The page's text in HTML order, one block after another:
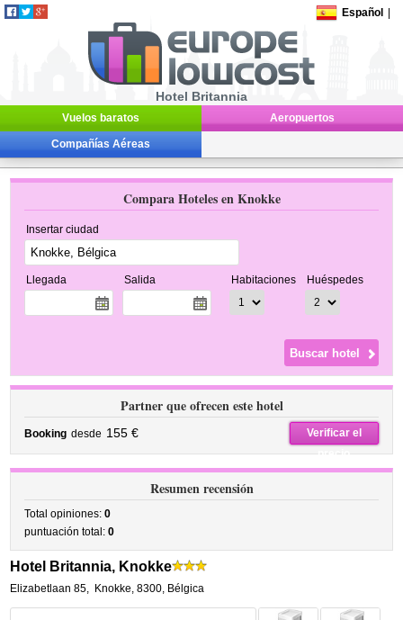
Español
Hotel Britannia
Vuelos baratos Aeropuertos
Compañías Aéreas
Compara Hoteles en Knokke
Insertar ciudad
Llegada Salida Habitaciones Huéspedes
Partner que ofrecen este hotel
Booking desde 155 €
Verificar el
precio
Resumen recensión
Total opiniones:0
puntuación total:0
Hotel Britannia, Knokke
Elizabetlaan 85, Knokke,8300, Bélgica